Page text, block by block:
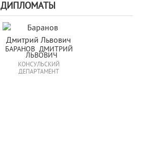
ДИПЛОМАТЫ
БАРАНОВ  ДМИТРИЙ
ЛЬВОВИЧ
КОНСУЛЬСКИЙ
ДЕПАРТАМЕНТ